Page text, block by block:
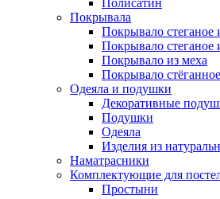
Полисатин
Покрывала
Покрывало стеганое
Покрывало стеганое
Покрывало из меха
Покрывало
Одеяла и подушки
Декоративные
Подушки
Одеяла
Изделия из
Наматраcники
Комплектующие для
Простыни